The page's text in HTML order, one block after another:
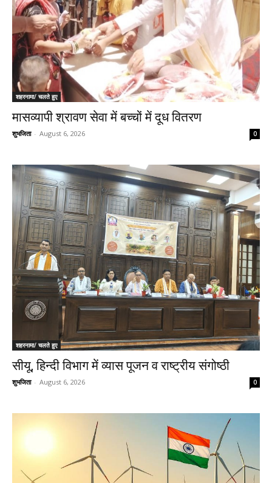
शहरनामा/ चलते हुए
मासव्यापी श्रावण सेवा में बच्चों में दूध वितरण
शुभजिता - August 6, 2026 0
शहरनामा/ चलते हुए
सीयू, हिन्दी विभाग में व्यास पूजन व राष्ट्रीय संगोष्ठी
शुभजिता - August 6, 2026 0